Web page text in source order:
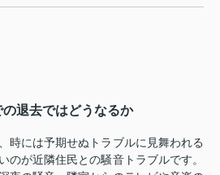
退去ではどうなるか
時には予期せぬトラブルに見舞われる
のが近隣住民との騒音トラブルです。